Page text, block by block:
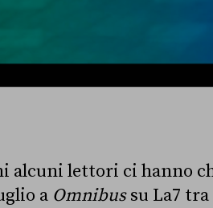
alcuni lettori ci hanno
a Omnibussu La7